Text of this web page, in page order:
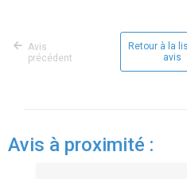
Avis
précédent
Retour à la
avis
Avis à proximité :